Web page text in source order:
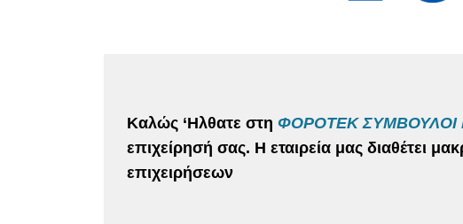
Καλώς ‘Ηλθατε στη ΦΟΡΟΤΕΚ ΣΥΜΒΟΥΛΟΙ
επιχείρησή σας. Η εταιρεία μας διαθέτει
επιχειρήσεων